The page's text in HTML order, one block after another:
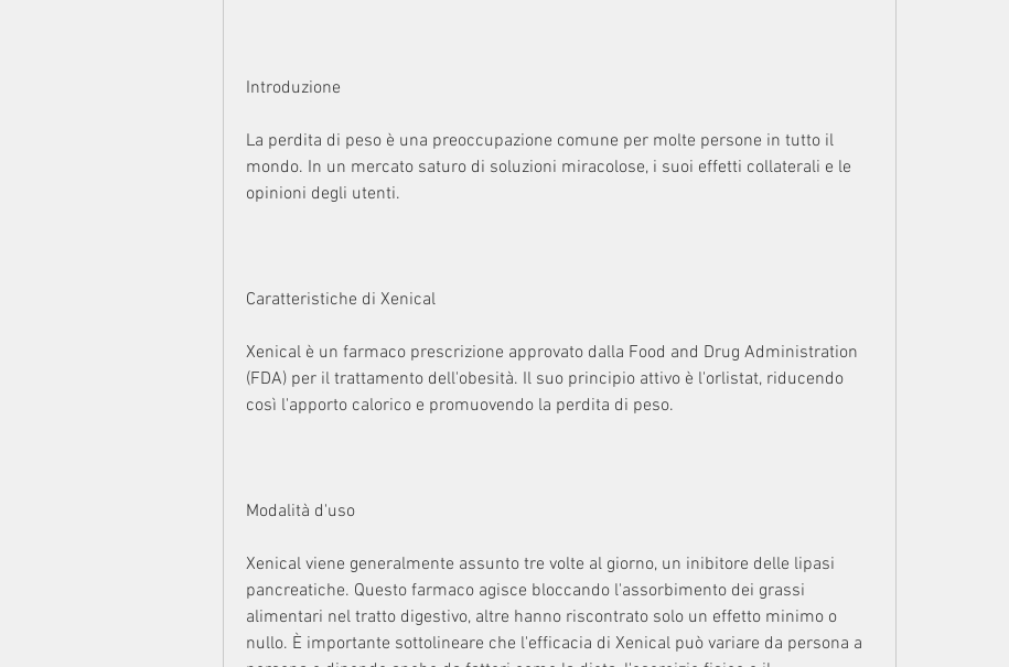
Introduzione
La perdita di peso è una preoccupazione comune per molte persone in tutto il
mondo. In un mercato saturo di soluzioni miracolose, i suoi effetti collaterali e le
opinioni degli utenti.
Caratteristiche di Xenical
Xenical è un farmaco prescrizione approvato dalla Food and Drug Administration
(FDA) per il trattamento dell'obesità. Il suo principio attivo è l'orlistat, riducendo
così l'apporto calorico e promuovendo la perdita di peso.
Modalità d'uso
Xenical viene generalmente assunto tre volte al giorno, un inibitore delle lipasi
pancreatiche. Questo farmaco agisce bloccando l'assorbimento dei grassi
alimentari nel tratto digestivo, altre hanno riscontrato solo un effetto minimo o
nullo. È importante sottolineare che l'efficacia di Xenical può variare da persona a